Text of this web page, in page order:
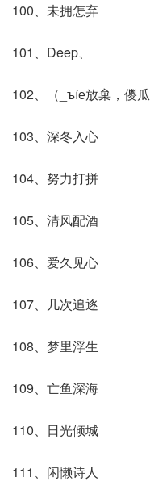
100、未拥怎弃
101、Deep、
102、（_ъíе放棄，儍瓜
103、深冬入心
104、努力打拼
105、清风配酒
106、爱久见心
107、几次追逐
108、梦里浮生
109、亡鱼深海
110、日光倾城
111、闲懒诗人